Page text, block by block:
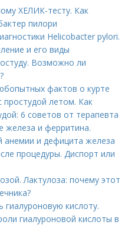
ХЕЛИК-тесту. Как
пилори
Helicobacter pylori.
и его виды
Возможно ли
фактов о курте
простудой летом. Как
6 советов от терапевта
железа и ферритина.
и дефицита железа
процедуры. Диспорт или
Лактулоза: почему этот
гиалуроновую кислоту.
гиалуроновой кислоты в